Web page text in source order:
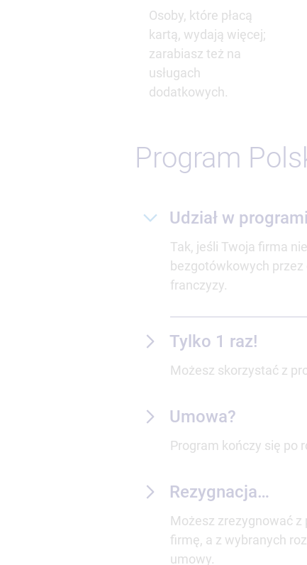
Osoby, które płacą
kartą, wydają więcej;
zarabiasz też na
usługach
dodatkowych.
Program
Udział w
Tak, jeśli Twoja firma
bezgotówkowych
franczyzy.
Tylko 1 raz!
Możesz skorzystać z
Umowa?
Program kończy się po
Rezygnacja…
Możesz zrezygnować
firmę, a z wybranych
umowy.